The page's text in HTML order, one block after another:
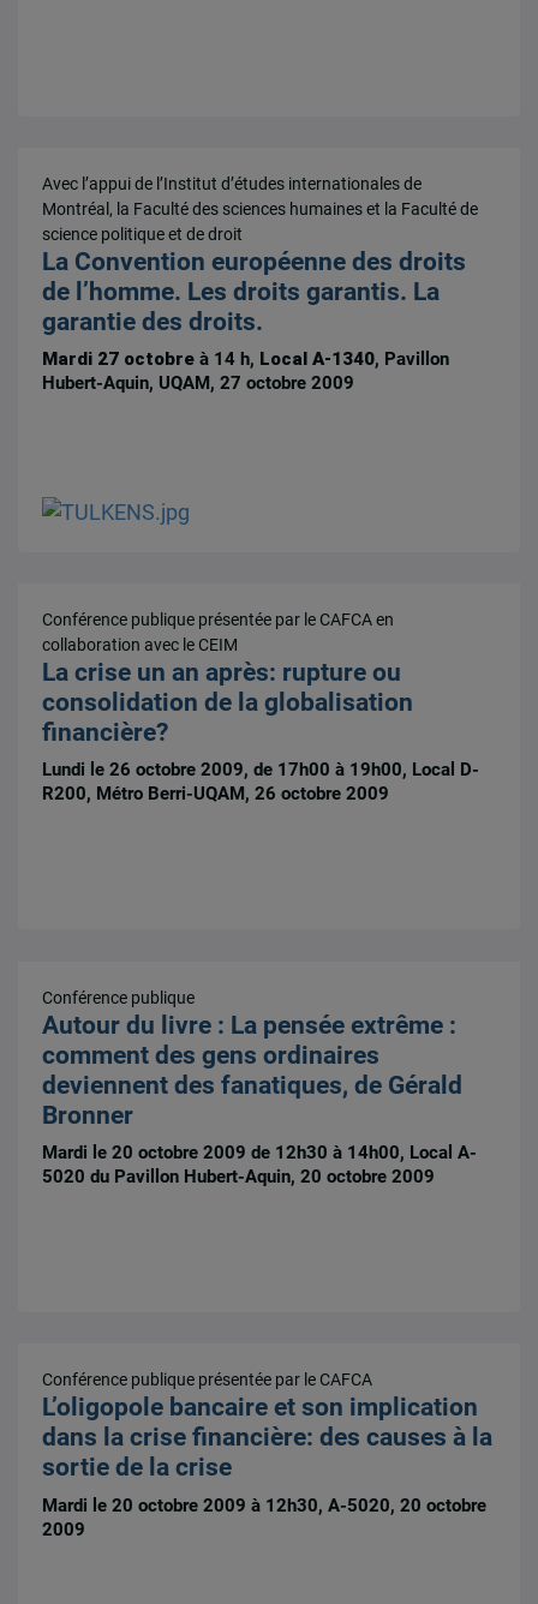
Avec l’appui de l’Institut d’études internationales de
Montréal, la Faculté des sciences humaines et la Faculté de
science politique et de droit
La Convention européenne des droits
de l’homme. Les droits garantis. La
garantie des droits.
Mardi 27 octobre à 14 h, Local A-1340, Pavillon
Hubert-Aquin, UQAM, 27 octobre 2009
Conférence publique présentée par le CAFCA en
collaboration avec le CEIM
La crise un an après: rupture ou
consolidation de la globalisation
financière?
Lundi le 26 octobre 2009, de 17h00 à 19h00, Local D-
R200, Métro Berri-UQAM, 26 octobre 2009
Conférence publique
Autour du livre : La pensée extrême :
comment des gens ordinaires
deviennent des fanatiques, de Gérald
Bronner
Mardi le 20 octobre 2009 de 12h30 à 14h00, Local A-
5020 du Pavillon Hubert-Aquin, 20 octobre 2009
Conférence publique présentée par le CAFCA
L’oligopole bancaire et son implication
dans la crise financière: des causes à la
sortie de la crise
Mardi le 20 octobre 2009 à 12h30, A-5020, 20 octobre
2009